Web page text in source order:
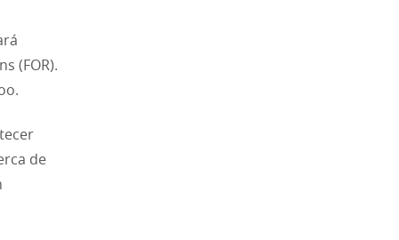
(FOR).
de